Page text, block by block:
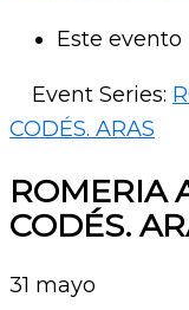
Este evento
Event Series:
CODÉS. ARAS
ROMERIA
CODÉS.
31 mayo